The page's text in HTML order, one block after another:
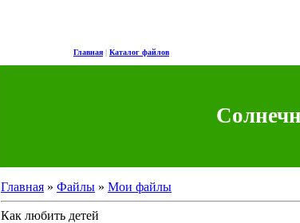
Главная | Каталог файлов
Главная » Файлы » Мои файлы
Как любить детей